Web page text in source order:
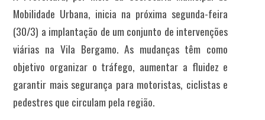
Mobilidade Urbana, inicia na próxima segunda-feira
(30/3) a implantação de um conjunto de intervenções
viárias na Vila Bergamo. As mudanças têm como
objetivo organizar o tráfego, aumentar a fluidez e
garantir mais segurança para motoristas, ciclistas e
pedestres que circulam pela região.